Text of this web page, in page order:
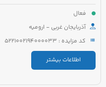
فعال
آذربایجان غربی - ارومیه
کد مزایده : 5221002194000033
اطلاعات بیشتر